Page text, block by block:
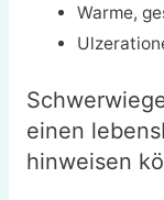
Warme,
einen
hinweisen